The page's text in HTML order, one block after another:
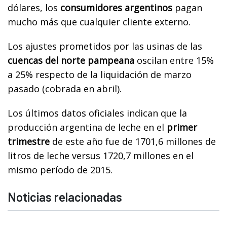
dólares, los consumidores argentinos pagan
mucho más que cualquier cliente externo.
Los ajustes prometidos por las usinas de las
cuencas del norte pampeana oscilan entre 15%
a 25% respecto de la liquidación de marzo
pasado (cobrada en abril).
Los últimos datos oficiales indican que la
producción argentina de leche en el primer
trimestre de este año fue de 1701,6 millones de
litros de leche versus 1720,7 millones en el
mismo período de 2015.
Noticias relacionadas